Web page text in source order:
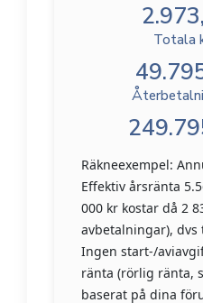
Totala
Räkneexempel:
Effektiv årsränta
000 kr kostar då 2
avbetalningar), dvs
Ingen start-/
ränta (rörlig ränta,
baserat på dina